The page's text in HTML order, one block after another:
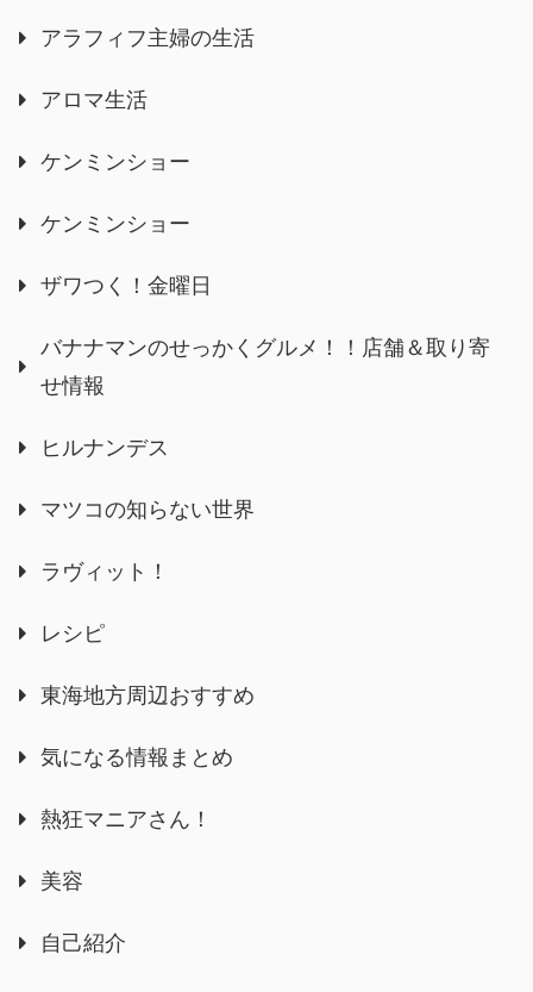
アラフィフ主婦の生活
アロマ生活
ケンミンショー
ケンミンショー
ザワつく！金曜日
バナナマンのせっかくグルメ！！店舗＆取り寄
せ情報
ヒルナンデス
マツコの知らない世界
ラヴィット！
レシピ
東海地方周辺おすすめ
気になる情報まとめ
熱狂マニアさん！
美容
自己紹介